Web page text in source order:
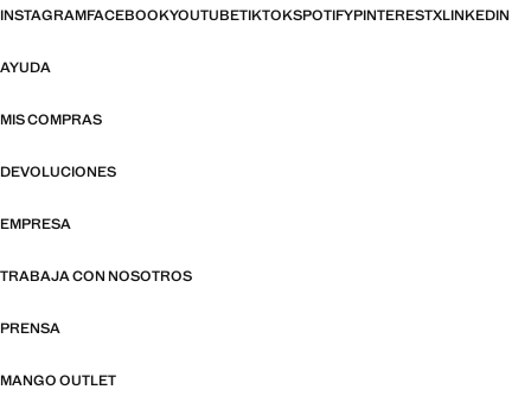
INSTAGRAMFACEBOOKYOUTUBETIKTOKSPOTIFYPINTERESTXLINKEDIN
AYUDA
MIS COMPRAS
DEVOLUCIONES
EMPRESA
TRABAJA CON NOSOTROS
PRENSA
MANGO OUTLET